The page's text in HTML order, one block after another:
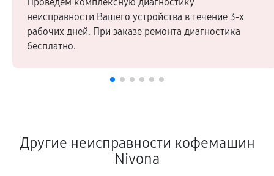
неисправности Вашего устройства в течение 3-х
рабочих дней. При заказе ремонта диагностика
бесплатно.
Другие неисправности кофемашин
Nivona